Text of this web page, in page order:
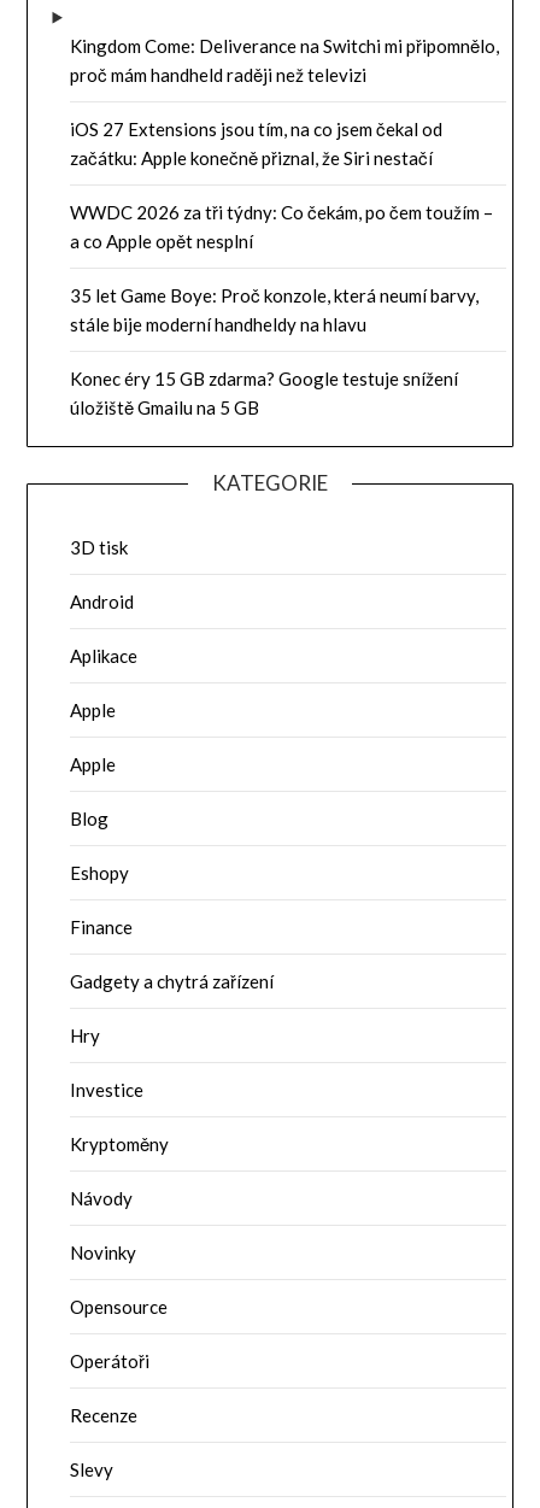
Kingdom Come: Deliverance na Switchi mi připomnělo,
proč mám handheld raději než televizi
iOS 27 Extensions jsou tím, na co jsem čekal od
začátku: Apple konečně přiznal, že Siri nestačí
WWDC 2026 za tři týdny: Co čekám, po čem toužím –
a co Apple opět nesplní
35 let Game Boye: Proč konzole, která neumí barvy,
stále bije moderní handheldy na hlavu
Konec éry 15 GB zdarma? Google testuje snížení
úložiště Gmailu na 5 GB
KATEGORIE
3D tisk
Android
Aplikace
Apple
Apple
Blog
Eshopy
Finance
Gadgety a chytrá zařízení
Hry
Investice
Kryptoměny
Návody
Novinky
Opensource
Operátoři
Recenze
Slevy